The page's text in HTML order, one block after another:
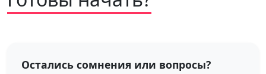
Остались сомнения или вопросы?